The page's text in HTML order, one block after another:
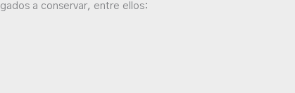
a conservar, entre ellos: